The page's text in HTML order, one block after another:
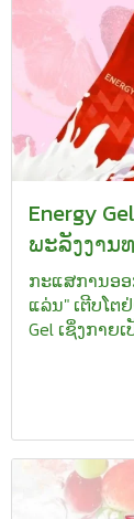
Energy
ພະລັງງານ
ກະແສການອ
ແລ່ນ" ເຕີບໂຕ
Gel ເຊິ່ງກາຍ